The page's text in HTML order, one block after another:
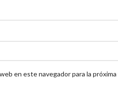
en este navegador para la